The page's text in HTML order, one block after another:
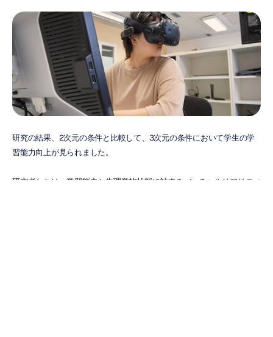
研究の結果、2次元の条件と比較して、3次元の条件において学生の学
習能力向上が見られました。
研究者たちは、学習能力と生理学的状態に対するバーチャルリアリティ